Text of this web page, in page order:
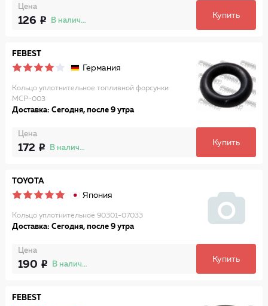
Цена
126 В наличии
Купить
FEBEST
Германия
Кольцо уплотнительное топливной форсунки
MCP-003
Доставка: Сегодня, после 9 утра
Цена
172 В наличии
Купить
TOYOTA
Япония
Кольцо уплотнительное 90301-07033
Доставка: Сегодня, после 9 утра
Цена
190 В наличии
Купить
FEBEST